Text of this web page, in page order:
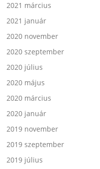
2021 március
2021 január
2020 november
2020 szeptember
2020 július
2020 május
2020 március
2020 január
2019 november
2019 szeptember
2019 július